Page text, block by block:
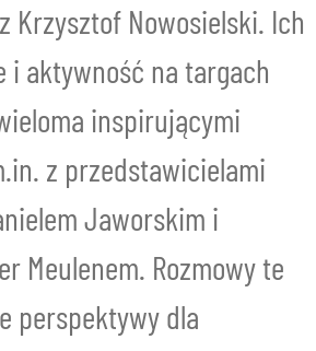
Krzysztof Nowosielski. Ich
i aktywność na targach
inspirującymi
z przedstawicielami
Jaworskim i
Meulenem. Rozmowy te
perspektywy dla